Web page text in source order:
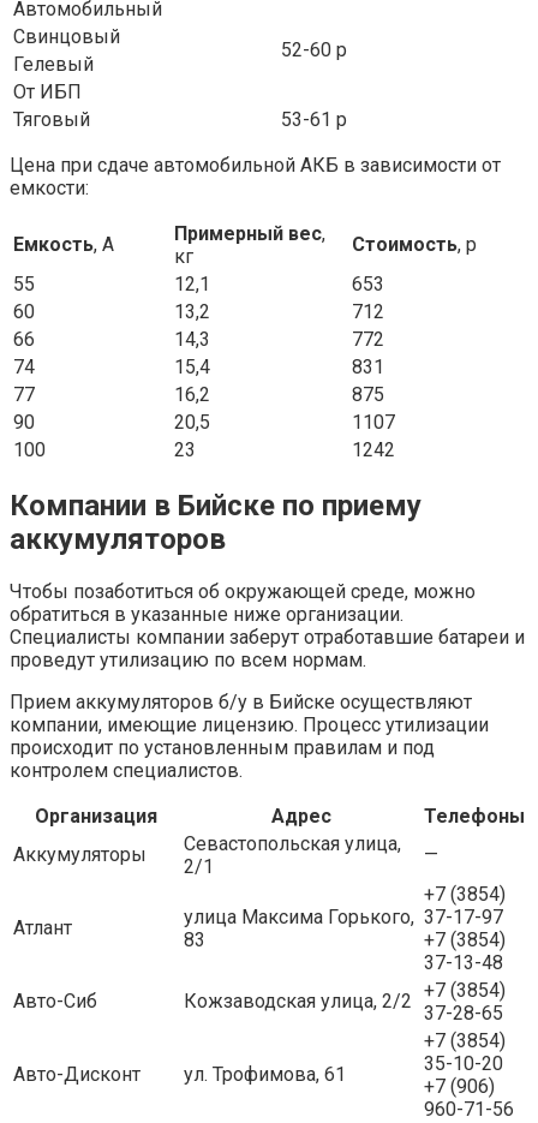
Автомобильный
52-60 р
Свинцовый
Гелевый
От ИБП
Тяговый
53-61 р
Цена при сдаче автомобильной АКБ в зависимости от
емкости:
Емкость, А Примерный вес,
кг
Стоимость, р
55
12,1
653
60
13,2
712
66
14,3
772
74
15,4
831
77
16,2
875
90
20,5
1107
100
23 1242
Компании в Бийске по приему
аккумуляторов
Чтобы позаботиться об окружающей среде, можно
обратиться в указанные ниже организации.
Специалисты компании заберут отработавшие батареи и
проведут утилизацию по всем нормам.
Прием аккумуляторов б/у в Бийске осуществляют
компании, имеющие лицензию. Процесс утилизации
происходит по установленным правилам и под
контролем специалистов.
Организация
Адрес
Телефоны
Аккумуляторы
Севастопольская улица,
2/1
—
Атлант
улица Максима Горького,
83
+7 (3854)
37-17-97
+7 (3854)
37-13-48
Авто-Сиб
Кожзаводская улица, 2/2 +7 (3854)
37-28-65
Авто-Дисконт ул. Трофимова, 61
+7 (3854)
35-10-20
+7 (906)
960-71-56